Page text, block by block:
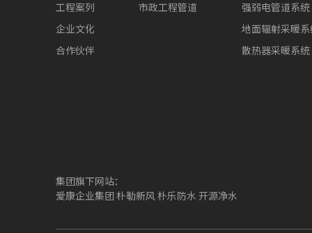
工程案列
企业文化
合作伙伴
市政工程管道
强弱电管道系统
地面辐射采暖
散热器采暖系统
集团旗下网站：
爱康企业集团朴勒新风朴乐防水 开源净水